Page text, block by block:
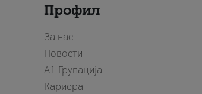
Профил
За нас
Новости
А1 Групација
Кариера